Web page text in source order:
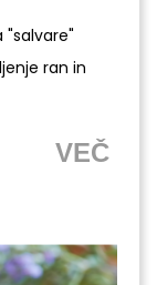
"salvare"
ran in
VEČ